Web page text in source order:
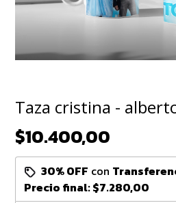
Taza cristina -
$10.400,00
30% OFF con
Precio final:$7.280,00